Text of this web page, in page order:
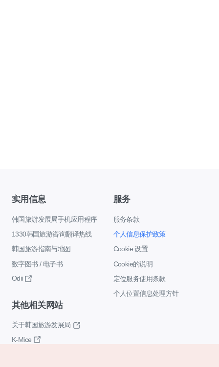
实用信息
韩国旅游发展局手机应用程序
1330韩国旅游咨询翻译热线
韩国旅游指南与地图
数字图书 / 电子书
Odii
服务
服务条款
个人信息保护政策
Cookie 设置
Cookie的说明
定位服务使用条款
个人位置信息处理方针
其他相关网站
关于韩国旅游发展局
K-Mice